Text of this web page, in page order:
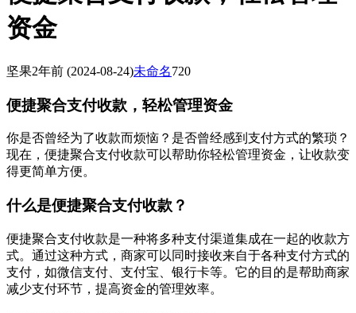
资金
坚果2年前 (2024-08-24)未命名720
便捷聚合支付收款，轻松管理资金
你是否曾经为了收款而烦恼？是否曾经感到支付方式的繁琐？
现在，便捷聚合支付收款可以帮助你轻松管理资金，让收款变
得更简单方便。
什么是便捷聚合支付收款？
便捷聚合支付收款是一种将多种支付渠道集成在一起的收款方
式。通过这种方式，商家可以同时接收来自于各种支付方式的
支付，如微信支付、支付宝、银行卡等。它的目的是帮助商家
减少支付环节，提高资金的管理效率。